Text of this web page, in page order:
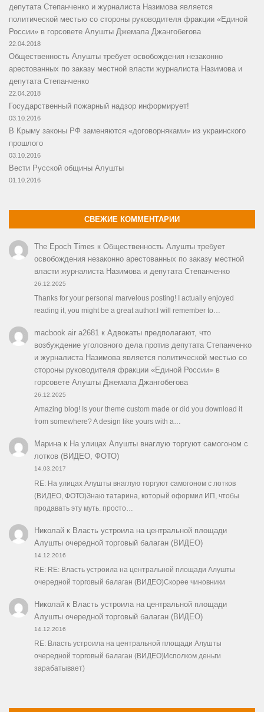
депутата Степанченко и журналиста Назимова является
политической местью со стороны руководителя фракции «Единой
России» в горсовете Алушты Джемала Джангобегова
22.04.2018
Общественность Алушты требует освобождения незаконно
арестованных по заказу местной власти журналиста Назимова и
депутата Степанченко
22.04.2018
Государственный пожарный надзор информирует!
03.10.2016
В Крыму законы РФ заменяются «договорняками» из украинского
прошлого
03.10.2016
Вести Русской общины Алушты
01.10.2016
СВЕЖИЕ КОММЕНТАРИИ
The Epoch Times к Общественность Алушты требует
освобождения незаконно арестованных по заказу местной
власти журналиста Назимова и депутата Степанченко
26.12.2025
Thanks for your personal marvelous posting! I actually enjoyed
reading it, you might be a great author.I will remember to…
macbook air a2681к Адвокаты предполагают, что
возбуждение уголовного дела против депутата Степанченко
и журналиста Назимова является политической местью со
стороны руководителя фракции «Единой России» в
горсовете Алушты Джемала Джангобегова
26.12.2025
Amazing blog! Is your theme custom made or did you download it
from somewhere? A design like yours with a…
Маринак На улицах Алушты внаглую торгуют самогоном с
лотков (ВИДЕО, ФОТО)
14.03.2017
RE: На улицах Алушты внаглую торгуют самогоном с лотков
(ВИДЕО, ФОТО)Знаю татарина, который оформил ИП, чтобы
продавать эту муть. просто…
Николайк Власть устроила на центральной площади
Алушты очередной торговый балаган (ВИДЕО)
14.12.2016
RE: RE: Власть устроила на центральной площади Алушты
очередной торговый балаган (ВИДЕО)Скорее чиновники
Николайк Власть устроила на центральной площади
Алушты очередной торговый балаган (ВИДЕО)
14.12.2016
RE: Власть устроила на центральной площади Алушты
очередной торговый балаган (ВИДЕО)Исполком деньги
зарабатывает)